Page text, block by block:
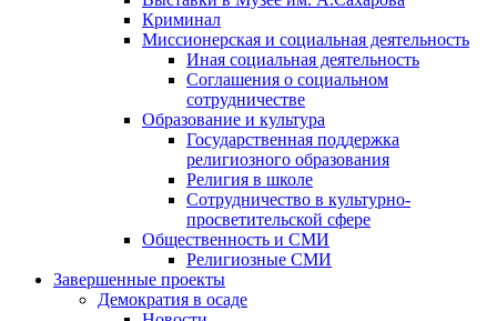
Криминал
Миссионерская и социальная деятельность
Иная социальная деятельность
Соглашения о социальном
сотрудничестве
Образование и культура
Государственная поддержка
религиозного образования
Религия в школе
Сотрудничество в культурно-
просветительской сфере
Общественность и СМИ
Религиозные СМИ
Завершенные проекты
Демократия в осаде